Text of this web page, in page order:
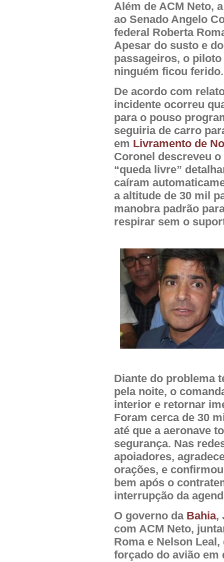
Além de ACM Neto,
ao Senado Angelo
federal Roberta
Apesar do susto e
passageiros, o
ninguém ficou ferido.
De acordo com
incidente ocorreu
para o pouso
seguiria de carro
em Livramento de
Coronel descreveu
“queda livre”
caíram
a altitude de 30 mil
manobra padrão
respirar sem o
Diante do problema
pela noite, o
interior e retornar
Foram cerca de 30 m
até que a aeronave
segurança. Nas
apoiadores,
orações, e
bem após o
interrupção da
O governo da Bahia,
com ACM Neto,
Roma e Nelson
forçado do avião em